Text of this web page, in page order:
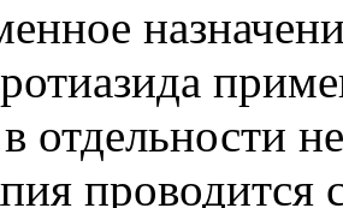
отдельности
проводится